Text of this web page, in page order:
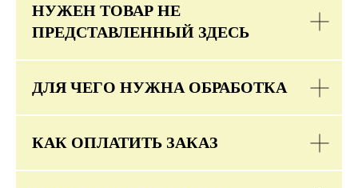
НУЖЕН ТОВАР НЕ
ПРЕДСТАВЛЕННЫЙ ЗДЕСЬ
ДЛЯ ЧЕГО НУЖНА ОБРАБОТКА
КАК ОПЛАТИТЬ ЗАКАЗ